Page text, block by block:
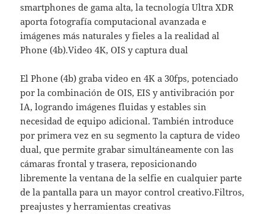
smartphones de gama alta, la tecnología Ultra XDR
aporta fotografía computacional avanzada e
imágenes más naturales y fieles a la realidad al
Phone (4b).Video 4K, OIS y captura dual
El Phone (4b) graba video en 4K a 30fps, potenciado
por la combinación de OIS, EIS y antivibración por
IA, logrando imágenes fluidas y estables sin
necesidad de equipo adicional. También introduce
por primera vez en su segmento la captura de video
dual, que permite grabar simultáneamente con las
cámaras frontal y trasera, reposicionando
libremente la ventana de la selfie en cualquier parte
de la pantalla para un mayor control creativo.Filtros,
preajustes y herramientas creativas